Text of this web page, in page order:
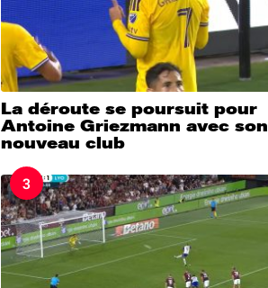
La déroute se poursuit pour
Antoine Griezmann avec son
nouveau club
3